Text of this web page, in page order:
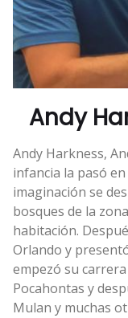
Andy
Andy Harkness,
infancia la pasó
imaginación se
bosques de la
habitación.
Orlando y
empezó su
Pocahontas y
Mulan y muchas